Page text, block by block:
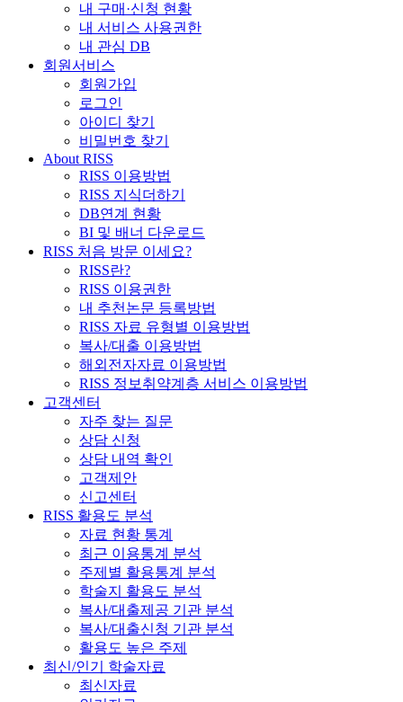
내 구매·신청 현황
내 서비스 사용권한
내 관심 DB
회원서비스
회원가입
로그인
아이디 찾기
비밀번호 찾기
About RISS
RISS 이용방법
RISS 지식더하기
DB연계 현황
BI 및 배너 다운로드
RISS 처음 방문 이세요?
RISS란?
RISS 이용권한
내 추천논문 등록방법
RISS 자료 유형별 이용방법
복사/대출 이용방법
해외전자자료 이용방법
RISS 정보취약계층 서비스 이용방법
고객센터
자주 찾는 질문
상담 신청
상담 내역 확인
고객제안
신고센터
RISS 활용도 분석
자료 현황 통계
최근 이용통계 분석
주제별 활용통계 분석
학술지 활용도 분석
복사/대출제공 기관 분석
복사/대출신청 기관 분석
활용도 높은 주제
최신/인기 학술자료
최신자료